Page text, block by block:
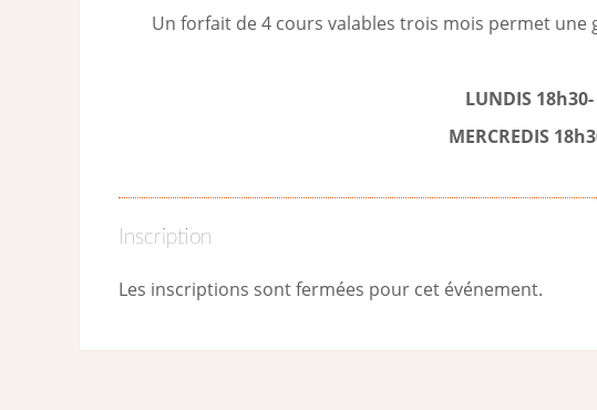
Un forfait de 4 cours valables trois mois permet
LUNDIS
MERCREDIS
Inscription
Les inscriptions sont fermées pour cet événement.